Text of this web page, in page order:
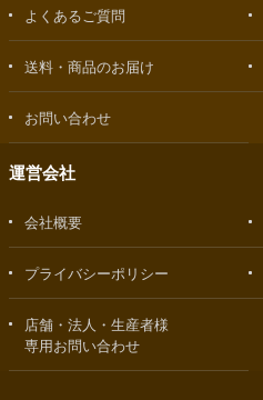
よくあるご質問
送料・商品のお届け
お問い合わせ
運営会社
会社概要
プライバシーポリシー
店舗・法人・生産者様
専用お問い合わせ